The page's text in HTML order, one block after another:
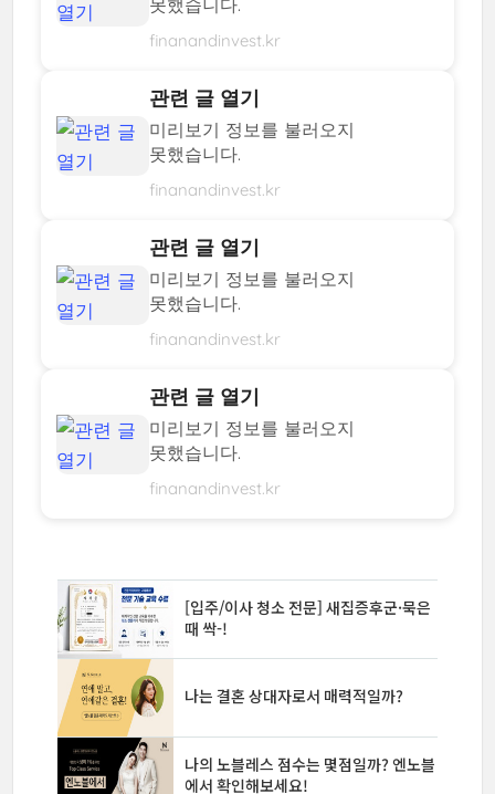
못했습니다.
finanandinvest.kr
관련 글 열기
미리보기 정보를 불러오지
못했습니다.
finanandinvest.kr
관련 글 열기
미리보기 정보를 불러오지
못했습니다.
finanandinvest.kr
관련 글 열기
미리보기 정보를 불러오지
못했습니다.
finanandinvest.kr